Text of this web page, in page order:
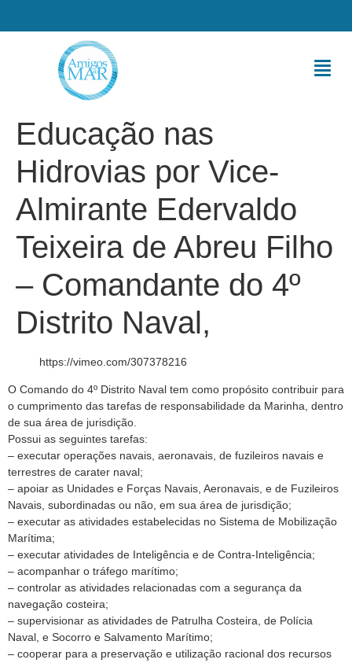
Educação nas
Hidrovias por Vice-
Almirante Edervaldo
Teixeira de Abreu Filho
– Comandante do 4º
Distrito Naval,
https://vimeo.com/307378216
O Comando do 4º Distrito Naval tem como propósito contribuir para
o cumprimento das tarefas de responsabilidade da Marinha, dentro
de sua área de jurisdição.
Possui as seguintes tarefas:
– executar operações navais, aeronavais, de fuzileiros navais e
terrestres de carater naval;
– apoiar as Unidades e Forças Navais, Aeronavais, e de Fuzileiros
Navais, subordinadas ou não, em sua área de jurisdição;
– executar as atividades estabelecidas no Sistema de Mobilização
Marítima;
– executar atividades de Inteligência e de Contra-Inteligência;
– acompanhar o tráfego marítimo;
– controlar as atividades relacionadas com a segurança da
navegação costeira;
– supervisionar as atividades de Patrulha Costeira, de Polícia
Naval, e Socorro e Salvamento Marítimo;
– cooperar para a preservação e utilização racional dos recursos